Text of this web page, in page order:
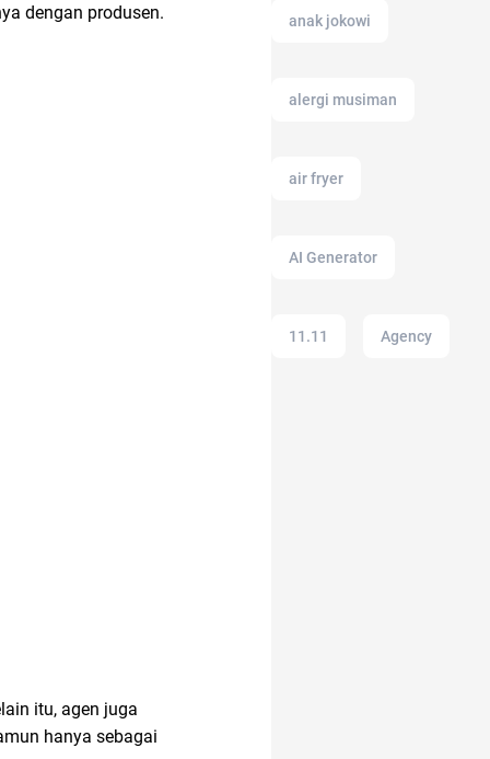
dengan produsen.
itu, agen juga
hanya sebagai
anak jokowi
alergi musiman
air fryer
AI Generator
11.11 Agency